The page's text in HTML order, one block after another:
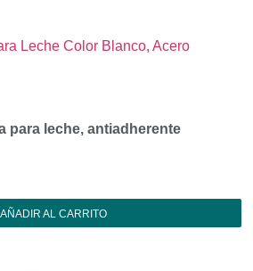
para leche, antiadherente
AÑADIR AL CARRITO